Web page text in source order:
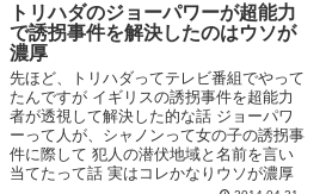
トリハダのジョーパワーが超能力
で誘拐事件を解決したのはウソが
濃厚
先ほど、トリハダってテレビ番組でやって
たんですが イギリスの誘拐事件を超能力
者が透視して解決した的な話 ジョーパワ
ーって人が、シャノンって女の子の誘拐事
件に際して 犯人の潜伏地域と名前を言い
当てたって話 実はコレかなりウソが濃厚